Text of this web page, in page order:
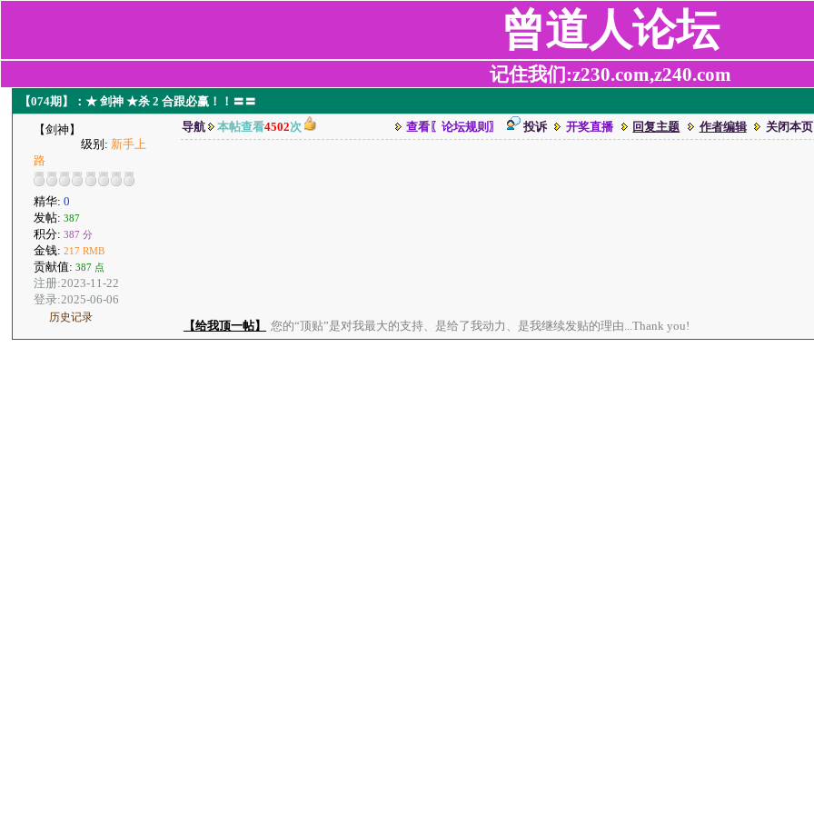
曾道人论坛
记住我们:z230.com,z240.com
【074期】：★ 剑神 ★杀 2 合跟必赢！！〓〓
【剑神】
级别: 新手上
路
精华:0
发帖:387
积分:387 分
金钱:217 RMB
贡献值:387 点
注册:2023-11-22
登录:2025-06-06
历史记录
导航 本帖查看4502次 查看〖论坛规则〗 投诉 开奖直播 回复主题 作者编辑 关闭本页
【给我顶一帖】 您的“顶贴”是对我最大的支持、是给了我动力、是我继续发贴的理由...Thank you!